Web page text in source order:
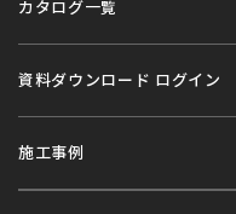
カタログ一覧
資料ダウンロード ログイン
施工事例